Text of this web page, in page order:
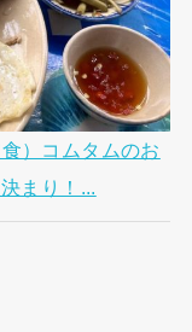
）コムタムのお
まり！...